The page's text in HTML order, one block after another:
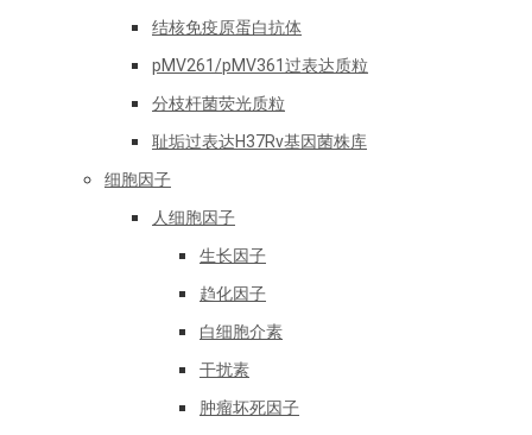
结核免疫原蛋白抗体
pMV261/pMV361过表达质粒
分枝杆菌荧光质粒
耻垢过表达H37Rv基因菌株库
细胞因子
人细胞因子
生长因子
趋化因子
白细胞介素
干扰素
肿瘤坏死因子